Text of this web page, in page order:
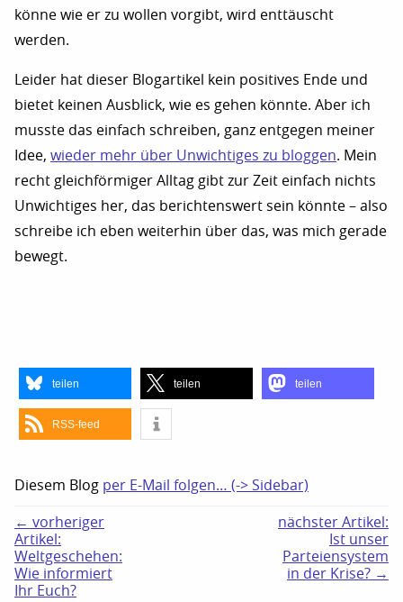
könne wie er zu wollen vorgibt, wird enttäuscht
werden.
Leider hat dieser Blogartikel kein positives Ende und
bietet keinen Ausblick, wie es gehen könnte. Aber ich
musste das einfach schreiben, ganz entgegen meiner
Idee, wieder mehr über Unwichtiges zu bloggen. Mein
recht gleichförmiger Alltag gibt zur Zeit einfach nichts
Unwichtiges her, das berichtenswert sein könnte – also
schreibe ich eben weiterhin über das, was mich gerade
bewegt.
teilen teilen teilen
RSS-feed
Diesem Blog per E-Mail folgen… (-> Sidebar)
← vorheriger
Artikel:
Weltgeschehen:
Wie informiert
Ihr Euch?
nächster Artikel:
Ist unser
Parteiensystem
in der Krise? →